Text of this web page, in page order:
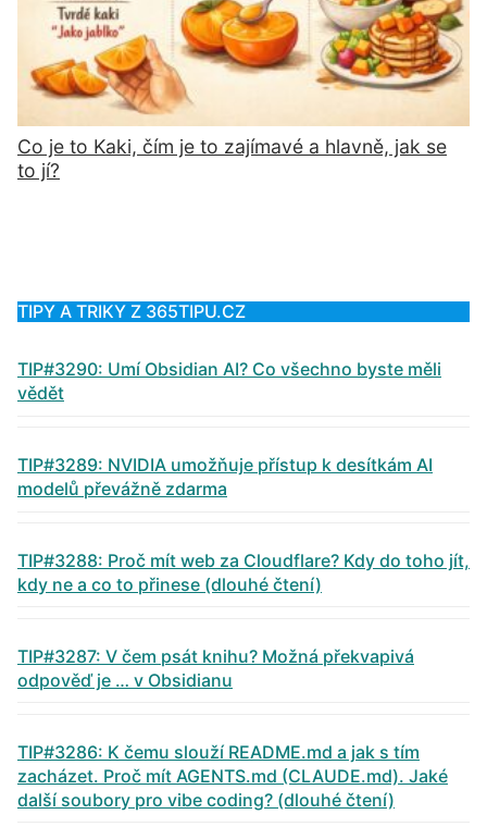
Co je to Kaki, čím je to zajímavé a hlavně, jak se
to jí?
TIPY A TRIKY Z 365TIPU.CZ
TIP#3290: Umí Obsidian AI? Co všechno byste měli
vědět
TIP#3289: NVIDIA umožňuje přístup k desítkám AI
modelů převážně zdarma
TIP#3288: Proč mít web za Cloudflare? Kdy do toho jít,
kdy ne a co to přinese (dlouhé čtení)
TIP#3287: V čem psát knihu? Možná překvapivá
odpověď je … v Obsidianu
TIP#3286: K čemu slouží README.md a jak s tím
zacházet. Proč mít AGENTS.md (CLAUDE.md). Jaké
další soubory pro vibe coding? (dlouhé čtení)